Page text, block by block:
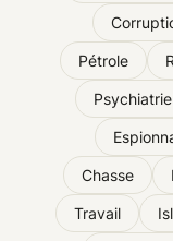
Pétrole
Psychiatrie
Chasse
Travail